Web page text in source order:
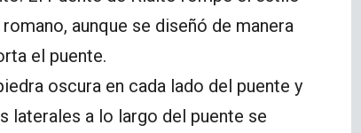
aunque se diseñó de manera
el puente.
oscura en cada lado del puente y
laterales a lo largo del puente se